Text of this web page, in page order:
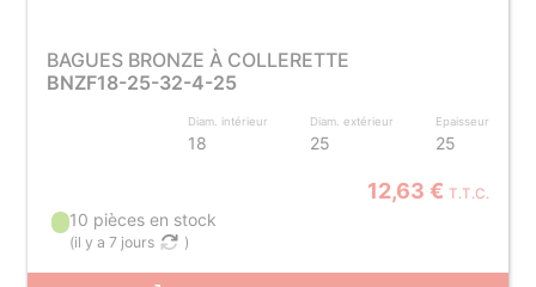
BAGUES BRONZE À COLLERETTE
BNZF18-25-32-4-25
Diam. intérieur
18
Diam. extérieur
25
Epaisseur
25
12,63 € T.T.C.
10 pièces en stock
(il y a 7 jours )